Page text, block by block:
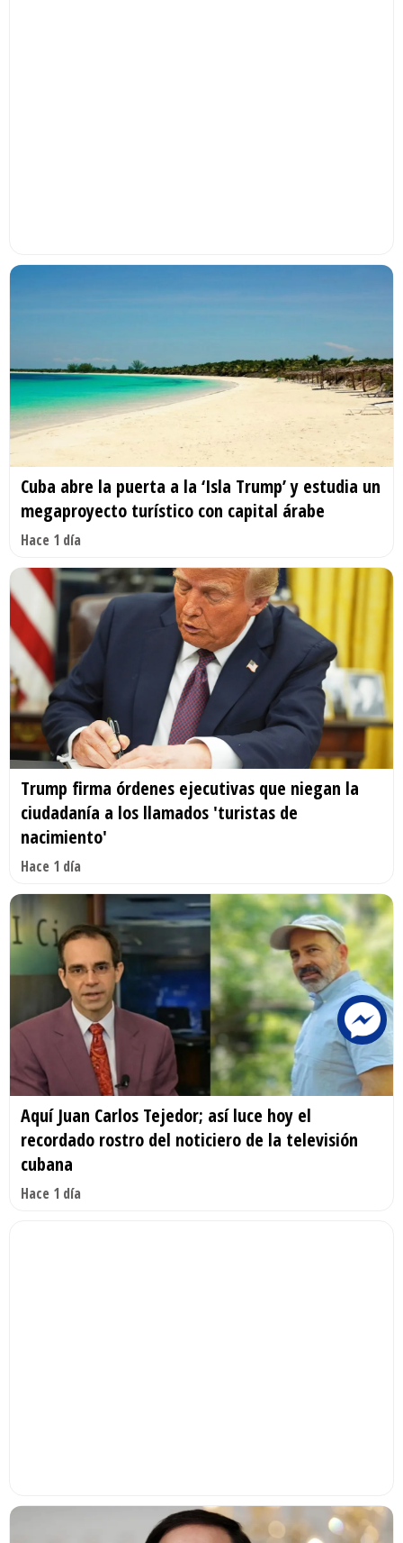
Cuba abre la puerta a la ‘Isla Trump’ y estudia un
megaproyecto turístico con capital árabe
Hace 1 día
Trump firma órdenes ejecutivas que niegan la
ciudadanía a los llamados 'turistas de
nacimiento'
Hace 1 día
Aquí Juan Carlos Tejedor; así luce hoy el
recordado rostro del noticiero de la televisión
cubana
Hace 1 día